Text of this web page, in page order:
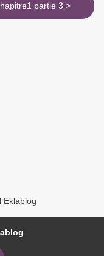
chapitre1 partie 3 >
Eklablog